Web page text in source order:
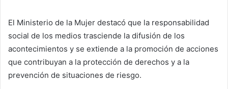
El Ministerio de la Mujer destacó que la responsabilidad
social de los medios trasciende la difusión de los
acontecimientos y se extiende a la promoción de acciones
que contribuyan a la protección de derechos y a la
prevención de situaciones de riesgo.